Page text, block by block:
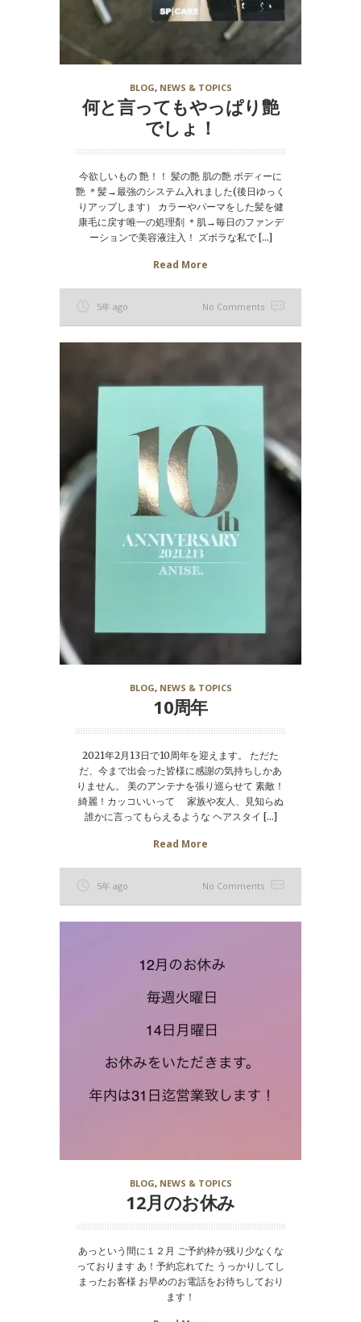
BLOG, NEWS & TOPICS
何と言ってもやっぱり艶
でしょ！
今欲しいもの 艶！！ 髪の艶 肌の艶 ボディーに
艶 ＊髪→最強のシステム入れました(後日ゆっく
りアップします） カラーやパーマをした髪を健
康毛に戻す唯一の処理剤 ＊肌→毎日のファンデ
ーションで美容液注入！ ズボラな私で […]
Read More
5年 ago No Comments
BLOG, NEWS & TOPICS
10周年
2021年2月13日で10周年を迎えます。 ただた
だ、今まで出会った皆様に感謝の気持ちしかあ
りません。 美のアンテナを張り巡らせて 素敵！
綺麗！カッコいいって 家族や友人、見知らぬ
誰かに言ってもらえるような ヘアスタイ […]
Read More
5年 ago No Comments
BLOG, NEWS & TOPICS
12月のお休み
あっという間に１２月 ご予約枠が残り少なくな
っております あ！予約忘れてた うっかりしてし
まったお客様 お早めのお電話をお待ちしており
ます！